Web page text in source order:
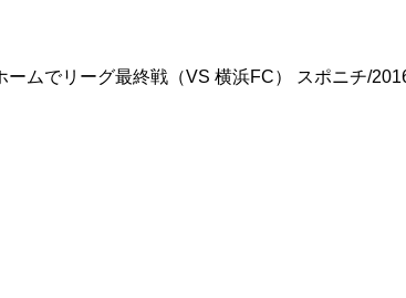
ムでリーグ最終戦（VS 横浜FC） スポニチ/